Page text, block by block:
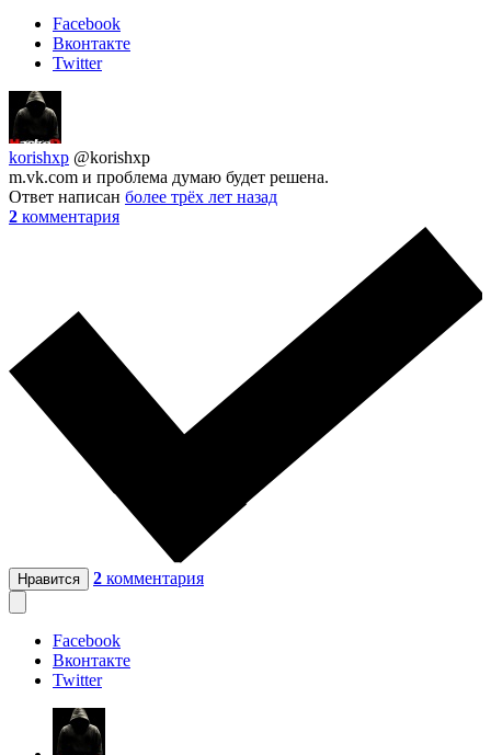
Facebook
Вконтакте
Twitter
korishxp @korishxp
m.vk.com и проблема думаю будет решена.
Ответ написан более трёх лет назад
2 комментария
Нравится 2 комментария
Facebook
Вконтакте
Twitter